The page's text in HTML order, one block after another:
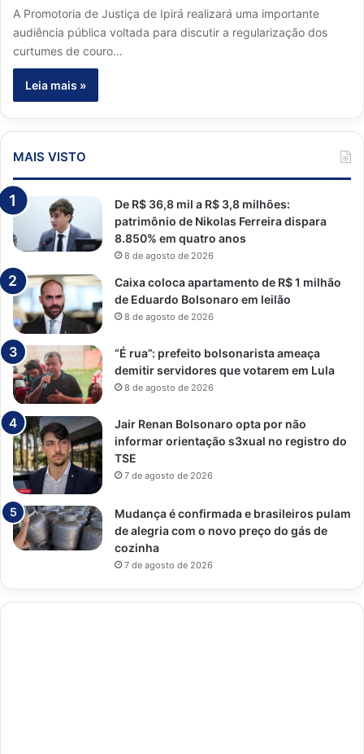
A Promotoria de Justiça de Ipirá realizará uma importante
audiência pública voltada para discutir a regularização dos
curtumes de couro…
Leia mais »
MAIS VISTO
De R$ 36,8 mil a R$ 3,8 milhões:
patrimônio de Nikolas Ferreira dispara
8.850% em quatro anos
8 de agosto de 2026
Caixa coloca apartamento de R$ 1 milhão
de Eduardo Bolsonaro em leilão
8 de agosto de 2026
“É rua”: prefeito bolsonarista ameaça
demitir servidores que votarem em Lula
8 de agosto de 2026
Jair Renan Bolsonaro opta por não
informar orientação s3xual no registro do
TSE
7 de agosto de 2026
Mudança é confirmada e brasileiros pulam
de alegria com o novo preço do gás de
cozinha
7 de agosto de 2026